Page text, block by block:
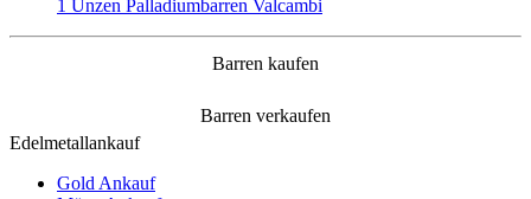
1 Unzen Palladiumbarren Valcambi
Barren kaufen
Barren verkaufen
Edelmetallankauf
Gold Ankauf